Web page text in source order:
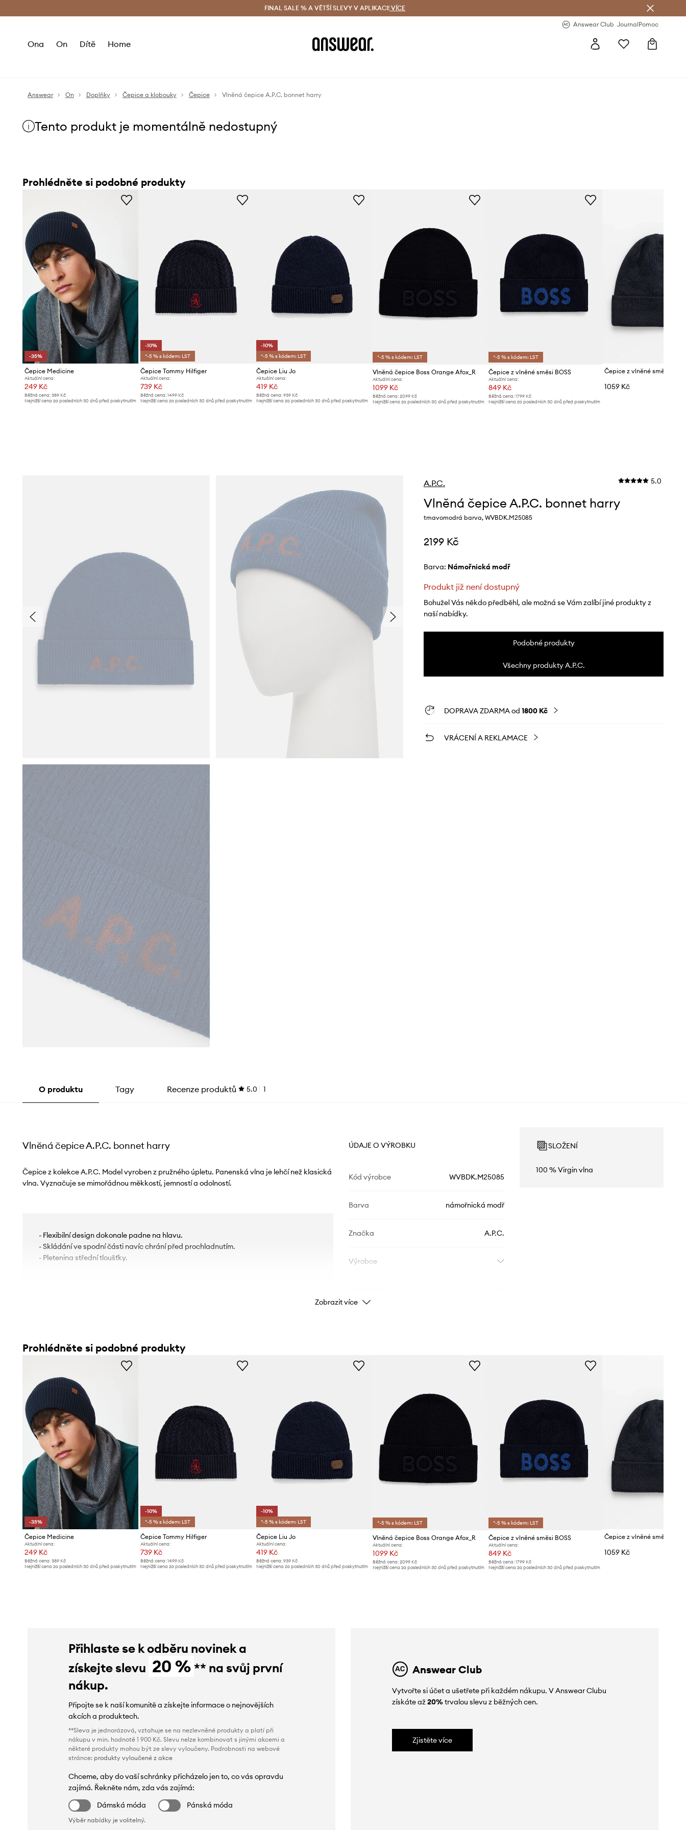
Doručení a vrácení zdarma (od 1800 Kč) Doručení i do 24 h
FINAL SALE % A VĚTŠÍ SLEVY V APLIKACI! VÍCE
Answear Club JournalPomoc
Ona On Dítě Home
Answear On Doplňky Čepice a klobouky Čepice Vlněná čepice A.P.C. bonnet harry
Tento produkt je momentálně nedostupný
Prohlédněte si podobné produkty
-35%
Čepice Medicine
Aktuální cena:
249 Kč
Běžná cena: 389 Kč
Nejnižší cena za posledních 30 dnů před poskytnutím
-10%
*-5 % s kódem: LST
Čepice Tommy Hilfiger
Aktuální cena:
739 Kč
Běžná cena:1499 Kč
Nejnižší cena za posledních 30 dnů před poskytnutím
-10%
*-5 % s kódem: LST
Čepice Liu Jo
Aktuální cena:
419 Kč
Běžná cena: 939 Kč
Nejnižší cena za posledních 30 dnů před poskytnutím
*-5 % s kódem: LST
Vlněná čepice Boss Orange Afox_R
Aktuální cena:
1099 Kč
Běžná cena: 2099 Kč
Nejnižší cena za posledních 30 dnů před poskytnutím
*-5 % s kódem: LST
Čepice z vlněné směsi BOSS
Aktuální cena:
849 Kč
Běžná cena:1799 Kč
Nejnižší cena za posledních 30 dnů před poskytnutím
Čepice z vlněné směsi
1059 Kč
A.P.C. 5.0
Vlněná čepice A.P.C. bonnet harry
tmavomodrá barva, WVBDK.M25085
2199 Kč
Barva: námořnická modř
Produkt již není dostupný
Bohužel Vás někdo předběhl, ale možná se Vám zalíbí jiné produkty z
naší nabídky.
Podobné produkty
Všechny produkty A.P.C.
DOPRAVA ZDARMA od 1800 Kč
VRÁCENÍ A REKLAMACE
O produktu Tagy Recenze produktů 5.0 1
Vlněná čepice A.P.C. bonnet harry
Čepice z kolekce A.P.C. Model vyroben z pružného úpletu. Panenská vlna je lehčí než klasická
vlna. Vyznačuje se mimořádnou měkkostí, jemností a odolností.
- Flexibilní design dokonale padne na hlavu.
- Skládání ve spodní části navíc chrání před prochladnutím.
- Pletenina střední tloušťky.
ÚDAJE O VÝROBKU
Kód výrobce WVBDK.M25085
Barva námořnická modř
Značka A.P.C.
Výrobce
SLOŽENÍ
100 % Virgin vlna
Zobrazit více
Prohlédněte si podobné produkty
-35%
Čepice Medicine
Aktuální cena:
249 Kč
Běžná cena: 389 Kč
Nejnižší cena za posledních 30 dnů před poskytnutím
-10%
*-5 % s kódem: LST
Čepice Tommy Hilfiger
Aktuální cena:
739 Kč
Běžná cena:1499 Kč
Nejnižší cena za posledních 30 dnů před poskytnutím
-10%
*-5 % s kódem: LST
Čepice Liu Jo
Aktuální cena:
419 Kč
Běžná cena: 939 Kč
Nejnižší cena za posledních 30 dnů před poskytnutím
*-5 % s kódem: LST
Vlněná čepice Boss Orange Afox_R
Aktuální cena:
1099 Kč
Běžná cena: 2099 Kč
Nejnižší cena za posledních 30 dnů před poskytnutím
*-5 % s kódem: LST
Čepice z vlněné směsi BOSS
Aktuální cena:
849 Kč
Běžná cena:1799 Kč
Nejnižší cena za posledních 30 dnů před poskytnutím
Čepice z vlněné směsi
1059 Kč
Přihlaste se k odběru novinek a
získejte slevu 20 % ** na svůj první
nákup.
Připojte se k naší komunitě a získejte informace o nejnovějších
akcích a produktech.
**Sleva je jednorázová, vztahuje se na nezlevněné produkty a platí při
nákupu v min. hodnotě 1 900 Kč. Slevu nelze kombinovat s jinými akcemi a
některé produkty mohou být ze slevy vyloučeny. Podrobnosti na webové
stránce: produkty vyloučené z akce
Chceme, aby do vaší schránky přicházelo jen to, co vás opravdu
zajímá. Řekněte nám, zda vás zajímá:
Dámská móda
Pánská móda
Výběr nabídky je volitelný.
Answear Club
Vytvořte si účet a ušetřete při každém nákupu. V Answear Clubu
získáte až20%trvalou slevu z běžných cen.
Zjistěte více